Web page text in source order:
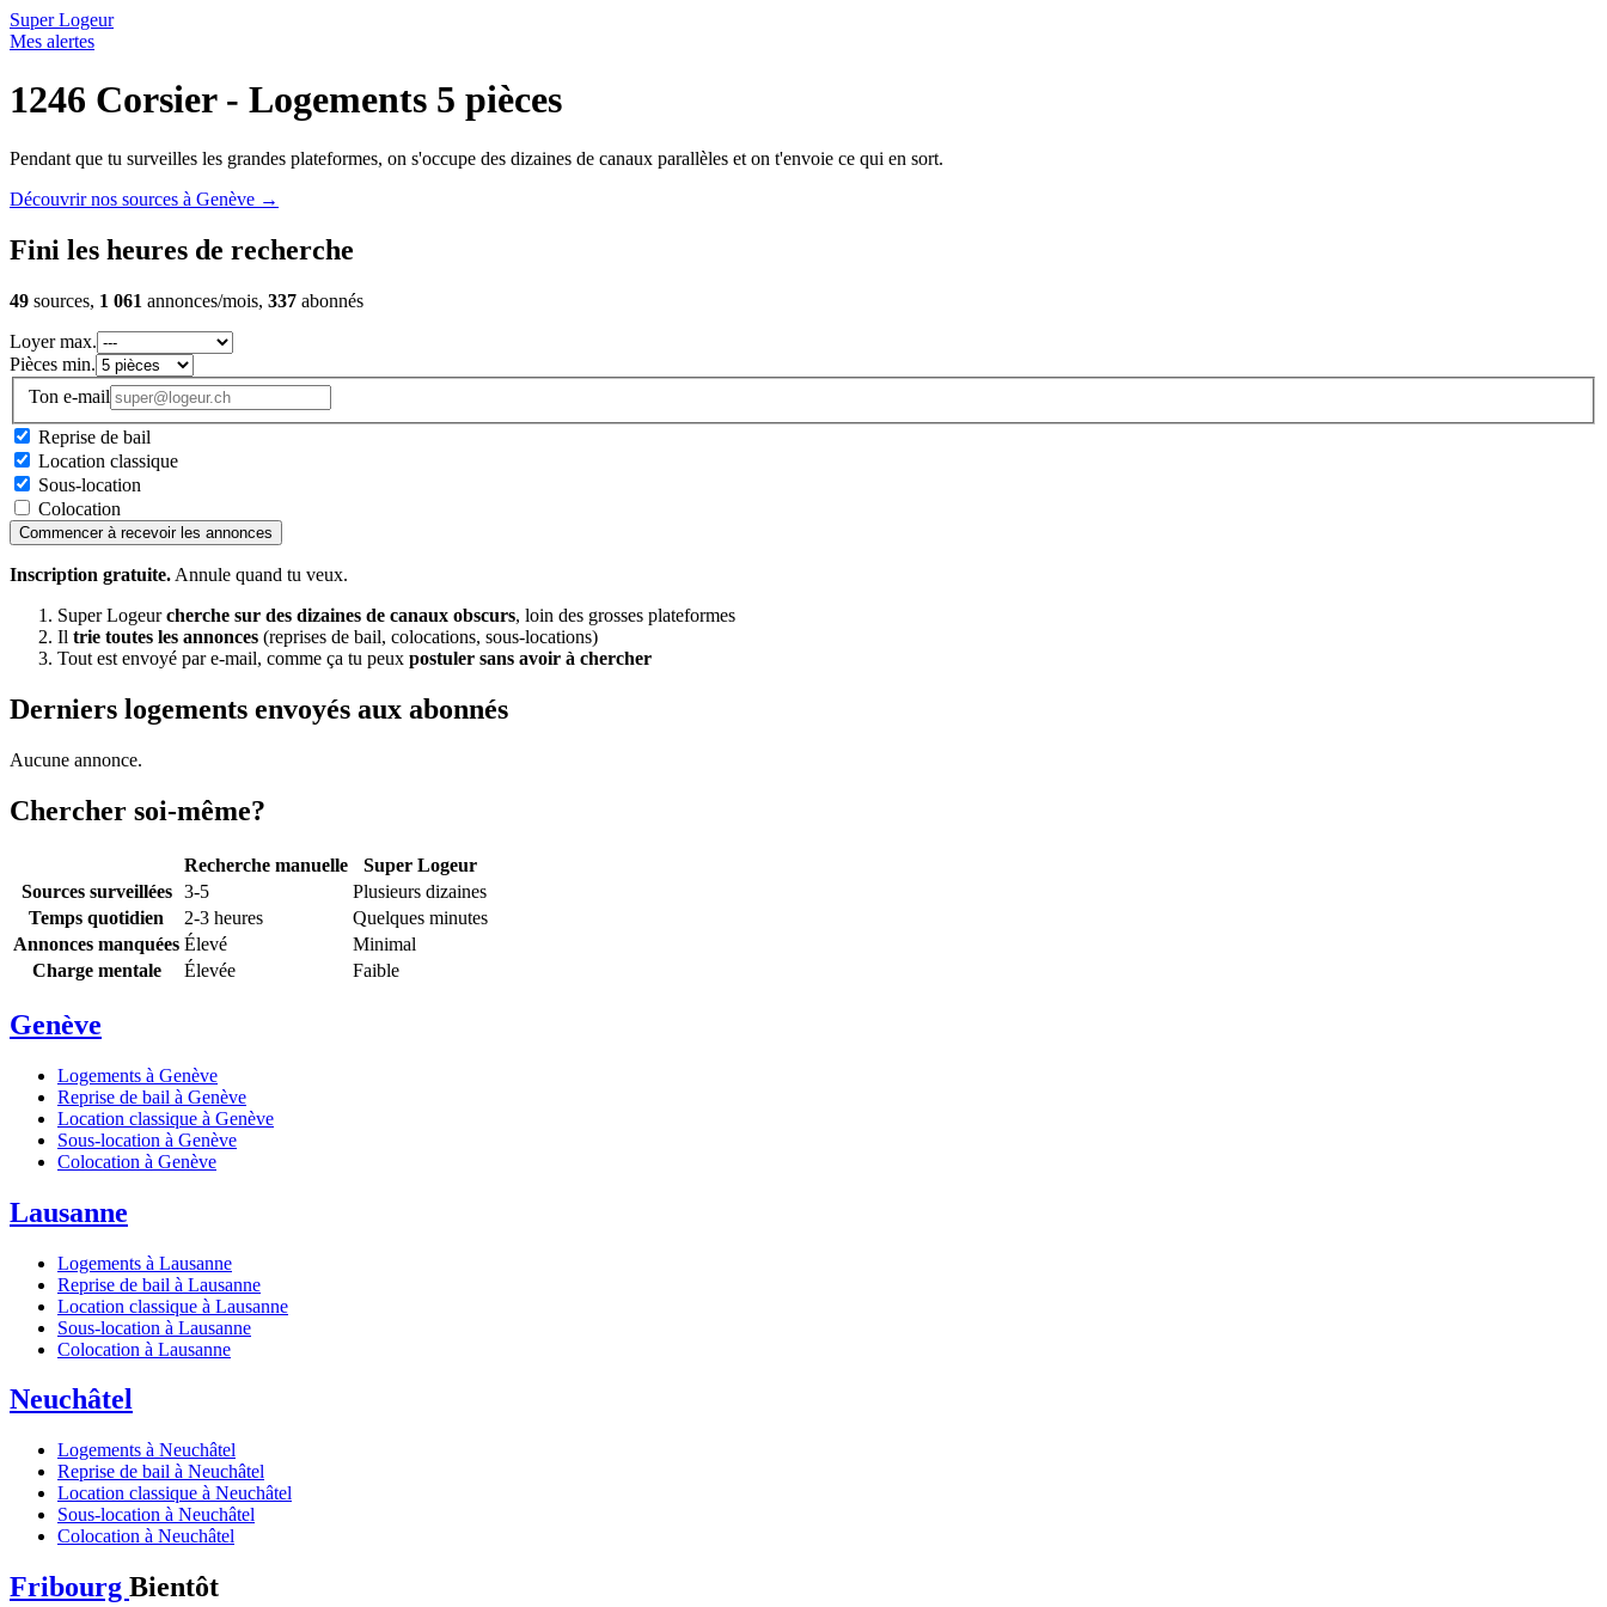
Super Logeur
Mes alertes
1246 Corsier - Logements 5 pièces
Pendant que tu surveilles les grandes plateformes, on s'occupe des dizaines de canaux parallèles et on t'envoie ce qui en sort.
Découvrir nos sources à Genève →
Fini les heures de recherche
49 sources, 1 061 annonces/mois, 337 abonnés
Loyer max.
Pièces min.
Ton e-mail
Reprise de bail
Location classique
Sous-location
Colocation
Commencer à recevoir les annonces
Inscription gratuite. Annule quand tu veux.
Super Logeurcherche sur des dizaines de canaux obscurs, loin des grosses plateformes
Il trie toutes les annonces (reprises de bail, colocations, sous-locations)
Tout est envoyé par e-mail, comme ça tu peux postuler sans avoir à chercher
Derniers logements envoyés aux abonnés
Aucune annonce.
Chercher soi-même?
Recherche manuelle
Super Logeur
Sources surveillées
3-5
Plusieurs dizaines
Temps quotidien
2-3 heures
Quelques minutes
Annonces manquées Élevé
Minimal
Charge mentale
Élevée Faible
Genève
Logements à Genève
Reprise de bail à Genève
Location classique à Genève
Sous-location à Genève
Colocation à Genève
Lausanne
Logements à Lausanne
Reprise de bail à Lausanne
Location classique à Lausanne
Sous-location à Lausanne
Colocation à Lausanne
Neuchâtel
Logements à Neuchâtel
Reprise de bail à Neuchâtel
Location classique à Neuchâtel
Sous-location à Neuchâtel
Colocation à Neuchâtel
Fribourg Bientôt